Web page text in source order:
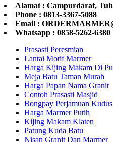
Alamat : Campurdarat,
Phone : 0813-3367-5088
Email :
Whatsapp : 0858-5262-6380
Prasasti Peresmian
Lantai Motif Marmer
Harga Kijing Makam Di
Meja Batu Taman Murah
Harga Papan Nama Granit
Contoh Prasasti Masjid
Bongpay Perjamuan
Harga Marmer Putih
Kijing Makam Klaten
Patung Kuda Batu
Nisan Granit Dan Marmer